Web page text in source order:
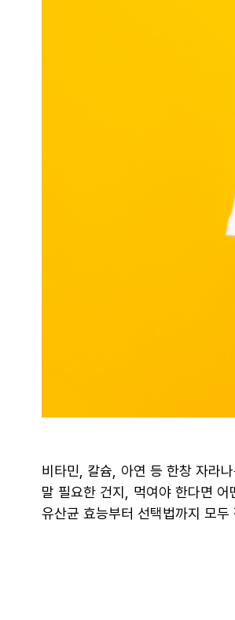
비타민, 칼슘, 아연 등 한창 자라
말 필요한 건지, 먹여야 한다면
유산균 효능부터 선택법까지 모두